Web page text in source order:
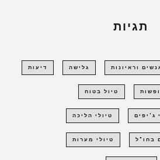
תגיות
וראיונות גלישה דיעות
טיול בטוח
ג'יפים טיולי הליכה
בחו"ל טיולי מערות